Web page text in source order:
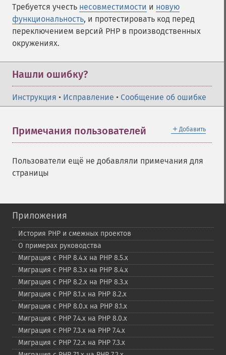
Требуется учесть несовместимости и новую
функциональность, и протестировать код перед
переключением версий PHP в производственных
окружениях.
Нашли ошибку?
Инструкция • Исправление • Сообщение об ошибке
＋ Добавить
Примечания пользователей
Пользователи ещё не добавляли примечания для
страницы
Приложения
История PHP и смежных проектов
О примерах руководства
Миграция с PHP 8.4.x на PHP 8.5.x
Миграция с PHP 8.3.x на PHP 8.4.x
Миграция с PHP 8.2.x на PHP 8.3.x
Миграция с PHP 8.1.x на PHP 8.2.x
Миграция с PHP 8.0.x на PHP 8.1.x
Миграция с PHP 7.4.x на PHP 8.0.x
Миграция с PHP 7.3.x на PHP 7.4.x
Миграция с PHP 7.2.x на PHP 7.3.x